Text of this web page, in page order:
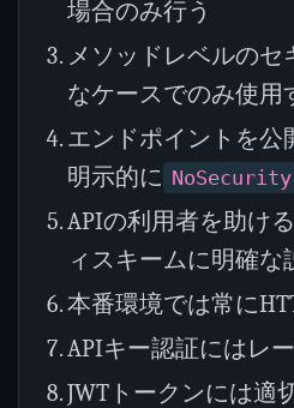
場合のみ行う
メソッドレベルの
なケースでのみ使用
エンドポイントを公
明示的に
APIの利用者を助け
ィスキームに明確な
本番環境では常に
APIキー認証にはレ
JWTトークンには適